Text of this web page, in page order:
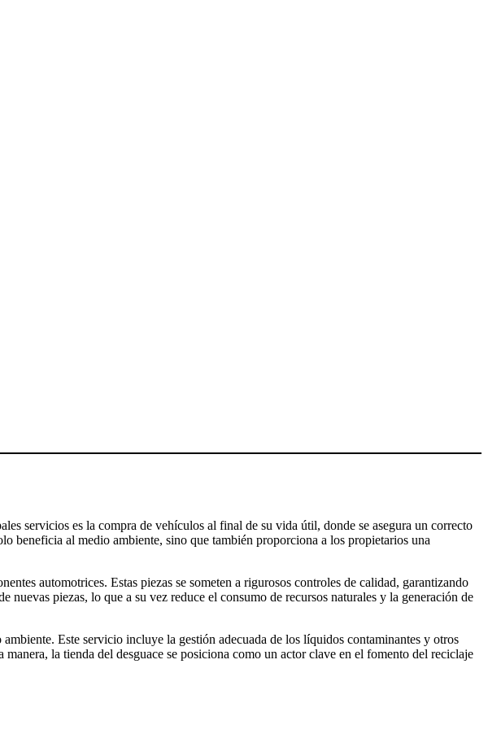
servicios es la compra de vehículos al final de su vida útil, donde se asegura un correcto
beneficia al medio ambiente, sino que también proporciona a los propietarios una
automotrices. Estas piezas se someten a rigurosos controles de calidad, garantizando
piezas, lo que a su vez reduce el consumo de recursos naturales y la generación de
Este servicio incluye la gestión adecuada de los líquidos contaminantes y otros
la tienda del desguace se posiciona como un actor clave en el fomento del reciclaje